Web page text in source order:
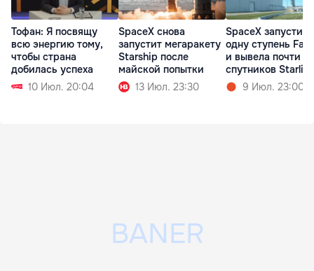
Тофан: Я посвящу
всю энергию тому,
чтобы страна
добилась успеха
10 Июл. 20:04
SpaceX снова
запустит мегаракету
Starship после
майской попытки
13 Июл. 23:30
SpaceX запустила
одну ступень
и вывела почти 1
спутников Starlink
9 Июл. 23:00